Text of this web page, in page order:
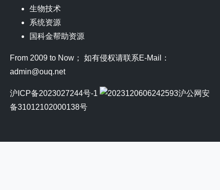
生物技术
系统资源
国科金帮助资源
From 2009 to Now； 如有侵权请联系E-Mail：
admin@ouq.net
沪ICP备2023027244号-1
沪公网安
备31012102000138号